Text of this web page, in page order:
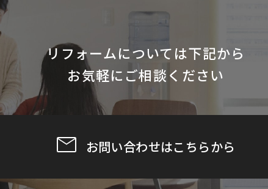
リフォームについては下記から
お気軽にご相談ください
お問い合わせはこちらから